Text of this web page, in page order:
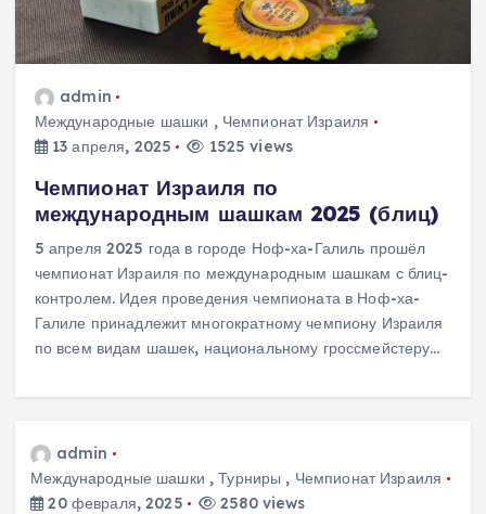
admin
Международные шашки , Чемпионат Израиля
13 апреля, 2025
1525 views
Чемпионат Израиля по
международным шашкам 2025 (блиц)
5 апреля 2025 года в городе Ноф-ха-Галиль прошёл
чемпионат Израиля по международным шашкам с блиц-
контролем. Идея проведения чемпионата в Ноф-ха-
Галиле принадлежит многократному чемпиону Израиля
по всем видам шашек, национальному гроссмейстеру…
admin
Международные шашки ,Турниры , Чемпионат Израиля
20 февраля, 2025
2580 views